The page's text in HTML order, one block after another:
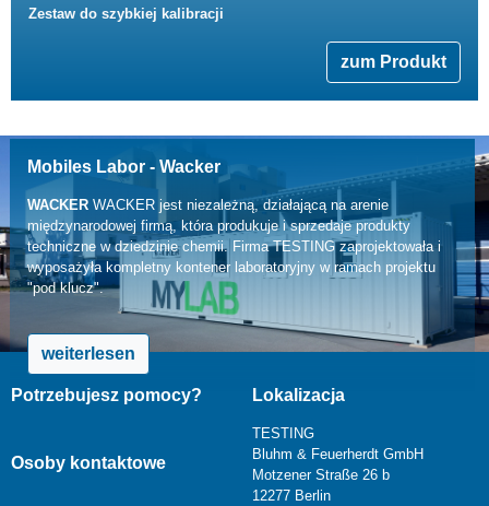
Zestaw do szybkiej kalibracji
zum Produkt
Mobiles Labor - Wacker
WACKERWACKER jest niezależną, działającą na arenie
międzynarodowej firmą, która produkuje i sprzedaje produkty
techniczne w dziedzinie chemii. Firma TESTING zaprojektowała i
wyposażyła kompletny kontener laboratoryjny w ramach projektu
"pod klucz".
weiterlesen
Potrzebujesz pomocy?
Osoby kontaktowe
Lokalizacja
TESTING
Bluhm & Feuerherdt GmbH
Motzener Straße 26 b
12277 Berlin